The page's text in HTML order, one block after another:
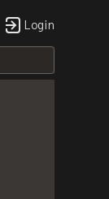
Login